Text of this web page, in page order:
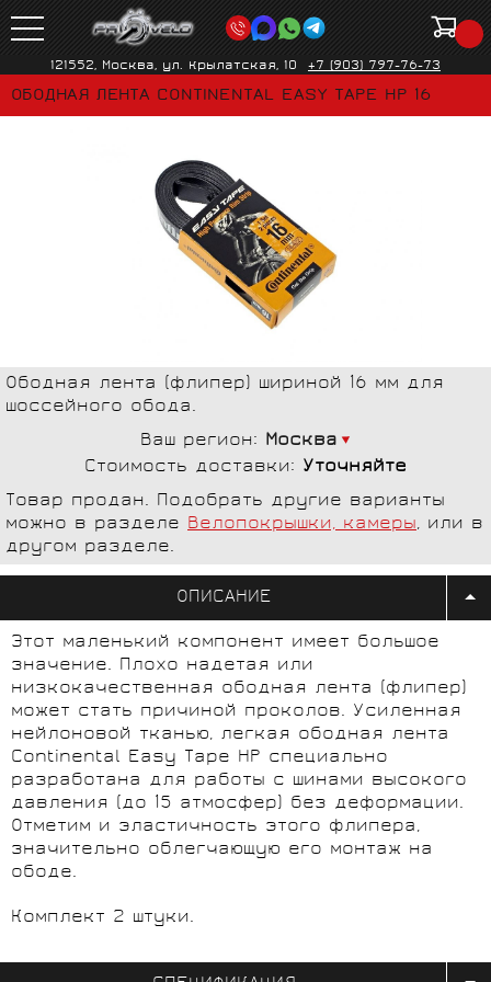
121552, Москва, ул. Крылатская, 10 +7 (903) 797-76-73
ОБОДНАЯ ЛЕНТА CONTINENTAL EASY TAPE HP 16
Ободная лента (флипер) шириной 16 мм для
шоссейного обода.
Ваш регион: Москва
Стоимость доставки: Уточняйте
Товар продан. Подобрать другие варианты
можно в разделе Велопокрышки, камеры, или в
другом разделе.
ОПИСАНИЕ
Этот маленький компонент имеет большое
значение. Плохо надетая или
низкокачественная ободная лента (флипер)
может стать причиной проколов. Усиленная
нейлоновой тканью, легкая ободная лента
Continental Easy Tape HP специально
разработана для работы с шинами высокого
давления (до 15 атмосфер) без деформации.
Отметим и эластичность этого флипера,
значительно облегчающую его монтаж на
ободе.
Комплект 2 штуки.